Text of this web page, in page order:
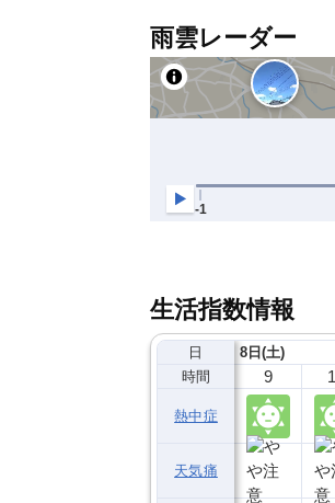
雨雲レーダー
生活指数情報
日
時間
熱中症
天気痛
8日(土)
9